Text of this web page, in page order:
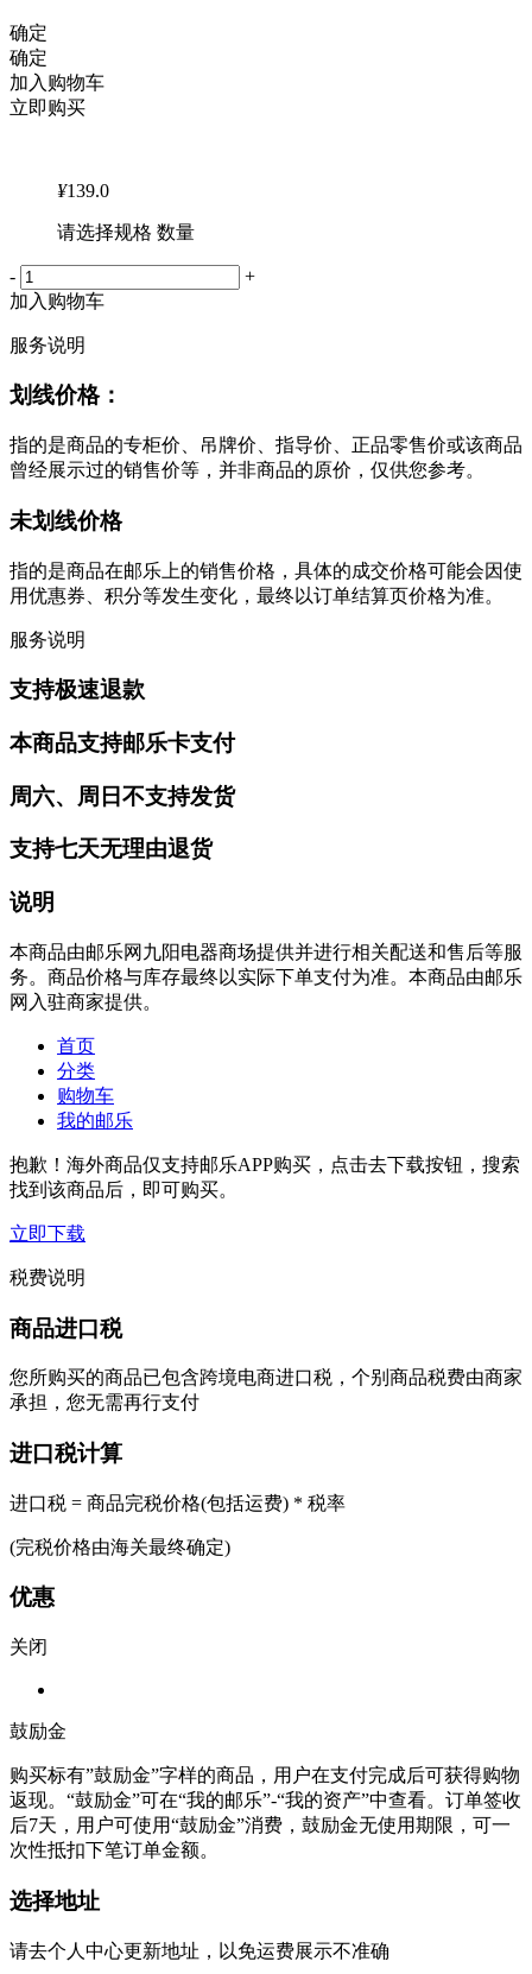
确定
确定
加入购物车
立即购买
¥139.0
请选择规格 数量
-
+
加入购物车
服务说明
划线价格：
指的是商品的专柜价、吊牌价、指导价、正品零售价或该商品
曾经展示过的销售价等，并非商品的原价，仅供您参考。
未划线价格
指的是商品在邮乐上的销售价格，具体的成交价格可能会因使
用优惠券、积分等发生变化，最终以订单结算页价格为准。
服务说明
支持极速退款
本商品支持邮乐卡支付
周六、周日不支持发货
支持七天无理由退货
说明
本商品由邮乐网九阳电器商场提供并进行相关配送和售后等服
务。商品价格与库存最终以实际下单支付为准。本商品由邮乐
网入驻商家提供。
首页
分类
购物车
我的邮乐
抱歉！海外商品仅支持邮乐APP购买，点击去下载按钮，搜索
找到该商品后，即可购买。
立即下载
税费说明
商品进口税
您所购买的商品已包含跨境电商进口税，个别商品税费由商家
承担，您无需再行支付
进口税计算
进口税 = 商品完税价格(包括运费) * 税率
(完税价格由海关最终确定)
优惠
关闭
鼓励金
购买标有”鼓励金”字样的商品，用户在支付完成后可获得购物
返现。“鼓励金”可在“我的邮乐”-“我的资产”中查看。订单签收
后7天，用户可使用“鼓励金”消费，鼓励金无使用期限，可一
次性抵扣下笔订单金额。
选择地址
请去个人中心更新地址，以免运费展示不准确